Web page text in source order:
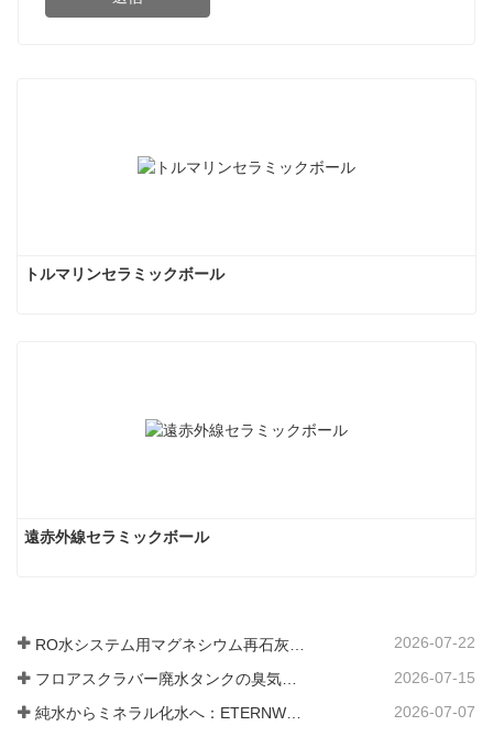
トルマリンセラミックボール
遠赤外線セラミックボール
2026-07-22
2026-07-15
純水からミネラル化水へ：ETERNWORLDがパイプライン飲料水のミネラル化時代をリードする方法 2026-07-07